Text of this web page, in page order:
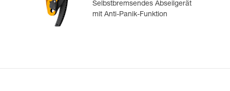
Selbstbremsendes Abseilgerät
mit Anti-Panik-Funktion